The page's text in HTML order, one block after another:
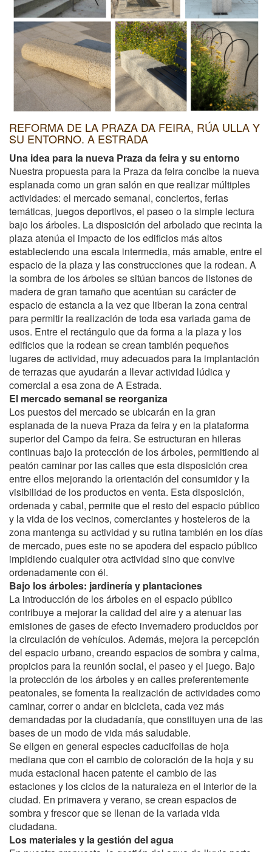
REFORMA DE LA PRAZA DA FEIRA, RÚA ULLA Y
SU ENTORNO. A ESTRADA
Una idea para la nueva Praza da feira y su entorno
Nuestra propuesta para la Praza da feira concibe la nueva
esplanada como un gran salón en que realizar múltiples
actividades: el mercado semanal, conciertos, ferias
temáticas, juegos deportivos, el paseo o la simple lectura
bajo los árboles. La disposición del arbolado que recinta la
plaza atenúa el impacto de los edificios más altos
estableciendo una escala intermedia, más amable, entre el
espacio de la plaza y las construcciones que la rodean. A
la sombra de los árboles se sitúan bancos de listones de
madera de gran tamaño que acentúan su carácter de
espacio de estancia a la vez que liberan la zona central
para permitir la realización de toda esa variada gama de
usos. Entre el rectángulo que da forma a la plaza y los
edificios que la rodean se crean también pequeños
lugares de actividad, muy adecuados para la implantación
de terrazas que ayudarán a llevar actividad lúdica y
comercial a esa zona de A Estrada.
El mercado semanal se reorganiza
Los puestos del mercado se ubicarán en la gran
esplanada de la nueva Praza da feira y en la plataforma
superior del Campo da feira. Se estructuran en hileras
continuas bajo la protección de los árboles, permitiendo al
peatón caminar por las calles que esta disposición crea
entre ellos mejorando la orientación del consumidor y la
visibilidad de los productos en venta. Esta disposición,
ordenada y cabal, permite que el resto del espacio público
y la vida de los vecinos, comerciantes y hosteleros de la
zona mantenga su actividad y su rutina también en los días
de mercado, pues este no se apodera del espacio público
impidiendo cualquier otra actividad sino que convive
ordenadamente con él.
Bajo los árboles: jardinería y plantaciones
La introducción de los árboles en el espacio público
contribuye a mejorar la calidad del aire y a atenuar las
emisiones de gases de efecto invernadero producidos por
la circulación de vehículos. Además, mejora la percepción
del espacio urbano, creando espacios de sombra y calma,
propicios para la reunión social, el paseo y el juego. Bajo
la protección de los árboles y en calles preferentemente
peatonales, se fomenta la realización de actividades como
caminar, correr o andar en bicicleta, cada vez más
demandadas por la ciudadanía, que constituyen una de las
bases de un modo de vida más saludable.
Se eligen en general especies caducifolias de hoja
mediana que con el cambio de coloración de la hoja y su
muda estacional hacen patente el cambio de las
estaciones y los ciclos de la naturaleza en el interior de la
ciudad. En primavera y verano, se crean espacios de
sombra y frescor que se llenan de la variada vida
ciudadana.
Los materiales y la gestión del agua